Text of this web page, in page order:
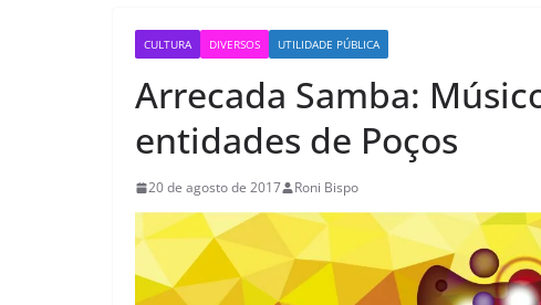
CULTURA DIVERSOS UTILIDADE PÚBLICA
Arrecada Samba:
entidades de Poços
20 de agosto de 2017 Roni Bispo